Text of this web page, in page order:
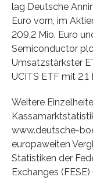
lag Deutsche
Euro vorn, im
209,2 Mio. Euro
Semiconductor
Umsatzstärkster
UCITS ETF mit 2,1
Weitere
www.deutsche-
europaweiten
Statistiken der
Exchanges